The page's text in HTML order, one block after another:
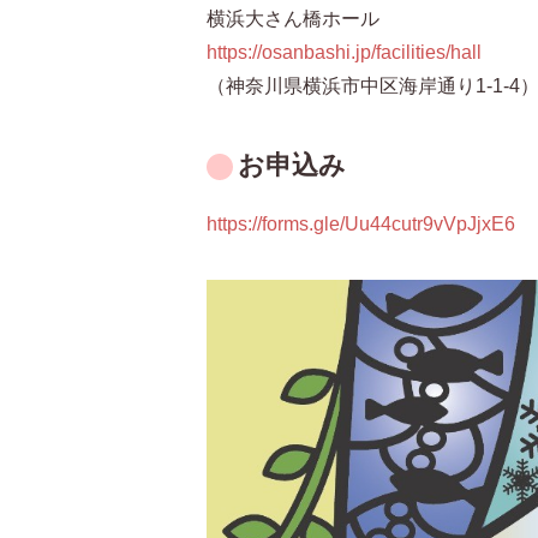
横浜大さん橋ホール
https://osanbashi.jp/facilities/hall
（神奈川県横浜市中区海岸通り1-1-4）
お申込み
https://forms.gle/Uu44cutr9vVpJjxE6